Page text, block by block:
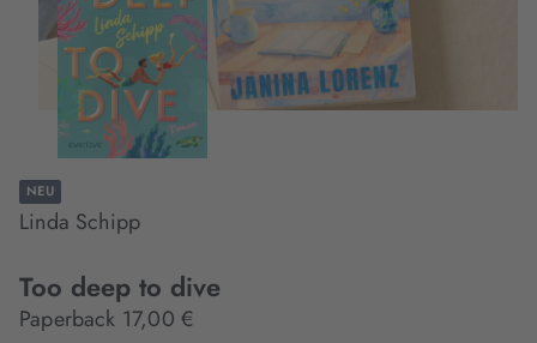
NEU
Linda Schipp
Too deep to dive
Paperback 17,00 €